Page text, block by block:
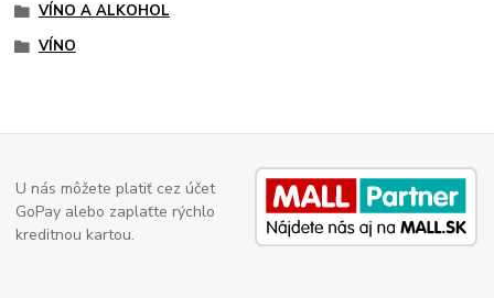
VÍNO A ALKOHOL
VÍNO
U nás môžete platiť cez účet
GoPay alebo zaplaťte rýchlo
kreditnou kartou.